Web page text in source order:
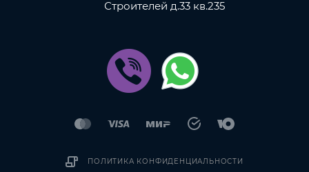
Строителей д.33 кв.235
ПОЛИТИКА КОНФИДЕНЦИАЛЬНОСТИ